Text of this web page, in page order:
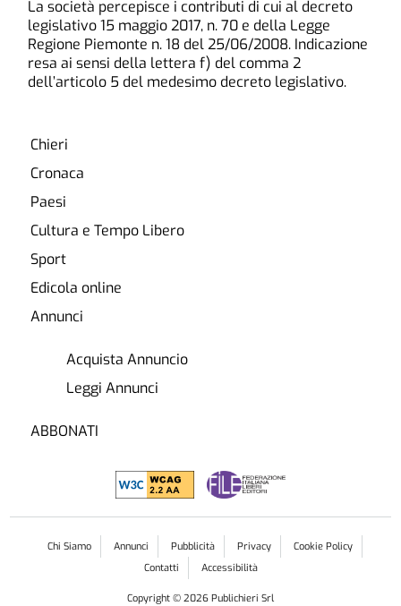
La società percepisce i contributi di cui al decreto
legislativo 15 maggio 2017, n. 70 e della Legge
Regione Piemonte n. 18 del 25/06/2008. Indicazione
resa ai sensi della lettera f) del comma 2
dell’articolo 5 del medesimo decreto legislativo.
Chieri
Cronaca
Paesi
Cultura e Tempo Libero
Sport
Edicola online
Annunci
Acquista Annuncio
Leggi Annunci
ABBONATI
Chi Siamo Annunci Pubblicità Privacy
Cookie Policy
Contatti
Accessibilità
Copyright © 2026 Publichieri Srl